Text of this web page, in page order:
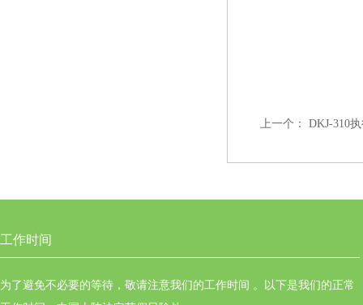
上一个： DKJ-310
工作时间
为了避免不必要的等待，敬请注意我们的工作时间 。以下是我们的正常